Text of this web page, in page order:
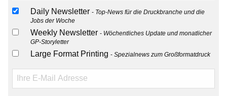
Daily Newsletter
Top-News für die Druckbranche und die
Jobs der Woche
Weekly Newsletter
Wöchentliches Update und monatlicher
GP-Storyletter
Large Format Printing Spezialnews zum Großformatdruck